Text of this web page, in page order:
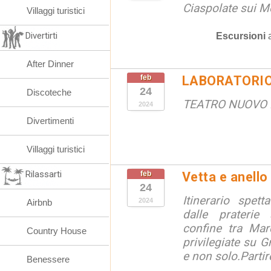
Ciaspolate sui
Escursioni
feb
24
2024 TEATRO
feb
24
2024
Vetta e
Itinerario
dalle praterie
confine tra
privilegiate su
e non
Villaggi turistici
Divertirti
After Dinner
Discoteche
Divertimenti
Villaggi turistici
Rilassarti
Airbnb
Country House
Benessere